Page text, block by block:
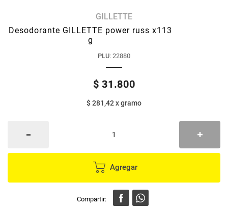
GILLETTE
Desodorante GILLETTE power russ x113
g
PLU: 22880
$ 31.800
$ 281,42xgramo
Agregar